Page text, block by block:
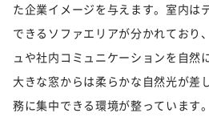
た企業イメージを与えます。室内は
できるソファエリアが分かれており
ュや社内コミュニケーションを自然
大きな窓からは柔らかな自然光が差
務に集中できる環境が整っています。